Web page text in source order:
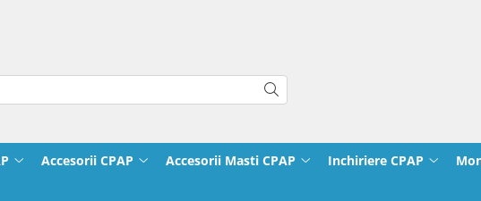
Accesorii CPAP Accesorii Masti CPAP Inchiriere CPAP